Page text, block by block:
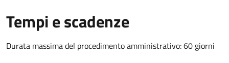
Tempi e scadenze
Durata massima del procedimento amministrativo: 60 giorni